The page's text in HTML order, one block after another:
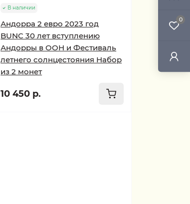
0
В наличии
Андорра 2 евро 2023 год
BUNC 30 лет вступлению
Андорры в ООН и Фестиваль
летнего солнцестояния Набор
из 2 монет
10 450 р.